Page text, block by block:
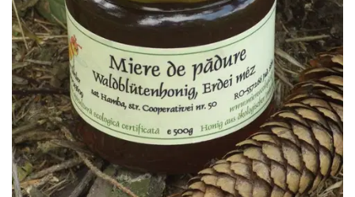
Minte Corp
New Illuminati Files
Numerologie
Paranormal
Parapsihologie
Ramtha
Audiobook
ReConnect